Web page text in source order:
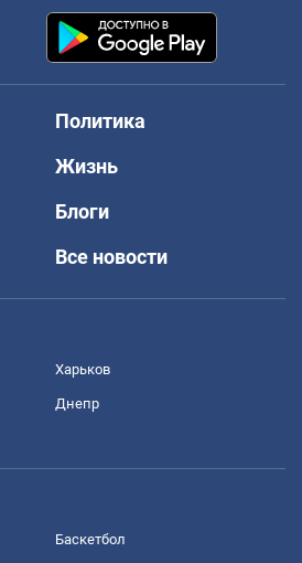
Политика
Жизнь
Блоги
Все новости
Харьков
Днепр
Баскетбол